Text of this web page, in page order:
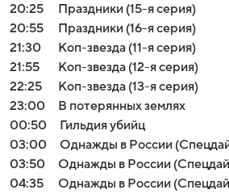
20:25
Праздники (15-я серия)
20:55
Праздники (16-я серия)
21:30
Коп-звезда (11-я серия)
21:55
Коп-звезда (12-я серия)
22:25
Коп-звезда (13-я серия)
23:00
В потерянных землях
00:50
Гильдия убийц
03:00
Однажды в России
03:50
Однажды в России
04:35
Однажды в России